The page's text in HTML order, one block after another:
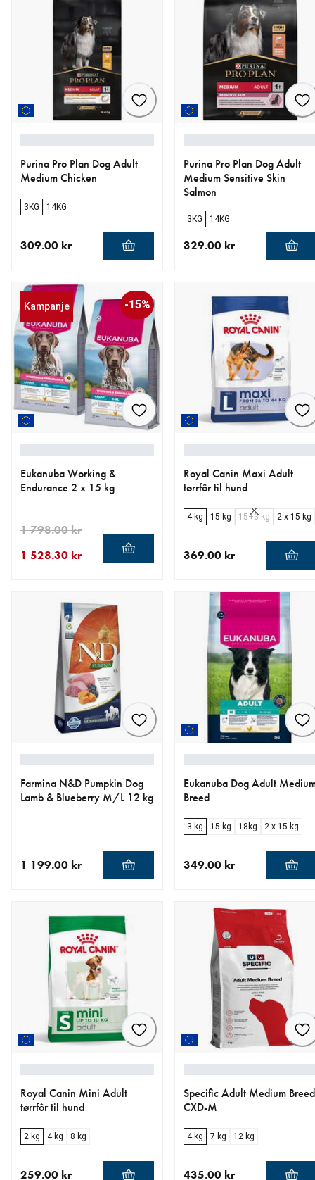
Purina Pro Plan Dog Adult
Medium Chicken
3KG 14KG
309.00 kr
Purina Pro Plan Dog Adult
Medium Sensitive Skin
Salmon
3KG 14KG
329.00 kr
Kampanje -15%
Eukanuba Working &
Endurance 2 x 15 kg
1 528.30 kr
1 798.00 kr
Royal Canin Maxi Adult
tørrfôr til hund
4 kg 15 kg 15+3 kg 2 x 15 kg
369.00 kr
Farmina N&D Pumpkin Dog
Lamb & Blueberry M/L 12 kg
1 199.00 kr
Eukanuba Dog Adult
Breed
3 kg 15 kg 18kg 2 x 15 kg
349.00 kr
Royal Canin Mini Adult
tørrfôr til hund
2 kg 4 kg 8 kg
259.00 kr
Specific Adult Medium Breed
CXD-M
4 kg 7 kg 12 kg
435.00 kr